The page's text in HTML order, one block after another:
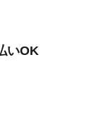
いOK